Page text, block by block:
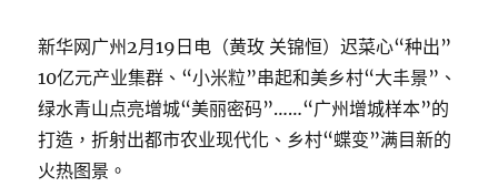
新华网广州2月19日电（黄玫 关锦恒）迟菜心“种出”
10亿元产业集群、“小米粒”串起和美乡村“大丰景”、
绿水青山点亮增城“美丽密码”……“广州增城样本”的
打造，折射出都市农业现代化、乡村“蝶变”满目新的
火热图景。